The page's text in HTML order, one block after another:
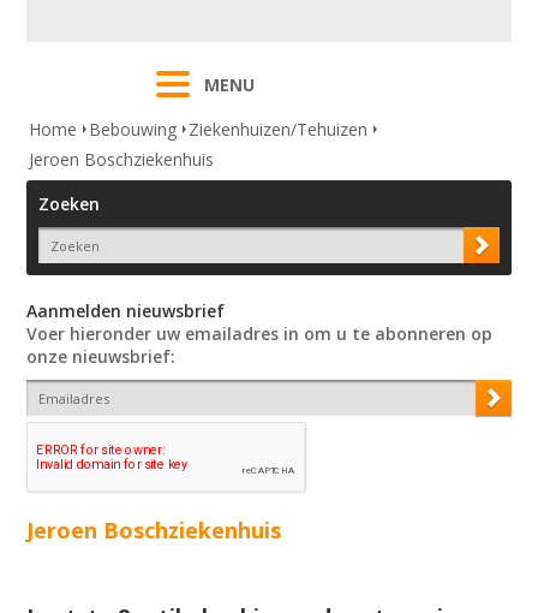
MENU
Home
Bebouwing Ziekenhuizen/Tehuizen
Jeroen Boschziekenhuis
Zoeken
Aanmelden nieuwsbrief
Voer hieronder uw emailadres in om u te abonneren op
onze nieuwsbrief:
Jeroen Boschziekenhuis